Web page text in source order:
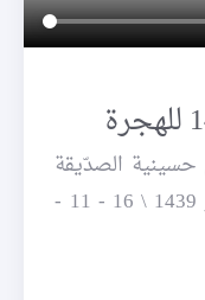
حسينية الصدّيقة
الكبرى عليها السلام ليلة 28 صقر 1439 \ 16 - 11 -